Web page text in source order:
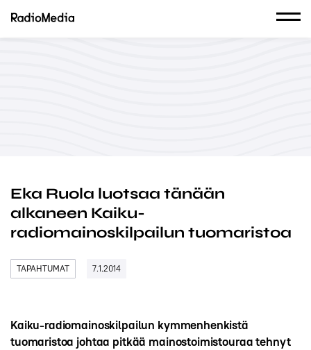
Eka Ruola luotsaa tänään
alkaneen Kaiku-
radiomainoskilpailun tuomaristoa
TAPAHTUMAT 7.1.2014
Kaiku-radiomainoskilpailun kymmenhenkistä
tuomaristoa johtaa pitkää mainostoimistouraa tehnyt